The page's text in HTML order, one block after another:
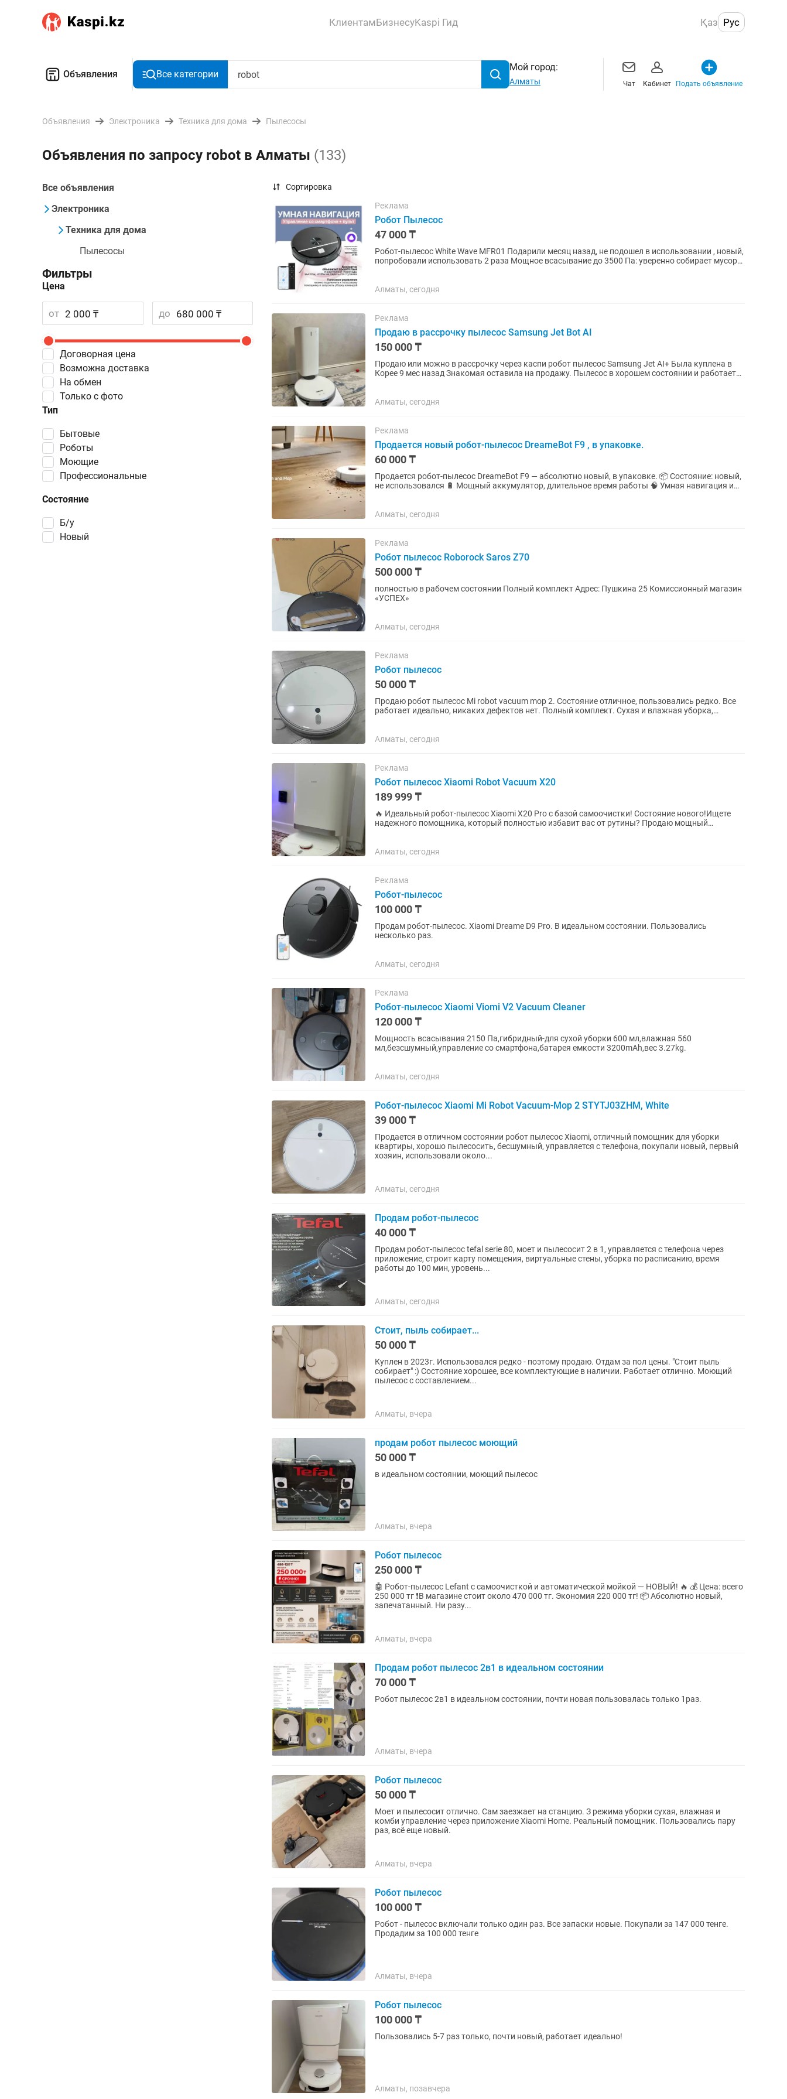
КлиентамБизнесуKaspi Гид Қаз Рус
Объявления Все категории
Мой город:
Алматы Чат Кабинет Подать объявление
Объявления Электроника Техника для дома Пылесосы
Объявления по запросу robot в Алматы (133)
Все объявления
Электроника
Техника для дома
Пылесосы
Фильтры
Цена
от до
Договорная цена
Возможна доставка
Тип
бытовые
роботы
моющие
профессиональные
Состояние
Б/у
Новый
На обмен
Только с фото
Сортировка
Реклама
Робот Пылесос
47 000 ₸
Робот-пылесос White Wave MFR01 Подарили месяц назад, не подошел в использовании , новый,
попробовали использовать 2 раза Мощное всасывание до 3500 Па: уверенно собирает мусор
Алматы, сегодня
Реклама
Продаю в рассрочку пылесос Samsung Jet Bot AI
150 000 ₸
Продаю или можно в рассрочку через каспи робот пылесос Samsung Jet AI+ Была куплена в
Корее 9 мес назад Знакомая оставила на продажу. Пылесос в хорошем состоянии и работает
Алматы, сегодня
Реклама
Продается новый робот-пылесос DreameBot F9 , в упаковке.
60 000 ₸
Продается робот-пылесос DreameBot F9 — абсолютно новый, в упаковке. 📦 Состояние: новый,
не использовался 🔋 Мощный аккумулятор, длительное время работы 🧠 Умная навигация и
Алматы, сегодня
Реклама
Робот пылесос Roborock Saros Z70
500 000 ₸
полностью в рабочем состоянии Полный комплект Адрес: Пушкина 25 Комиссионный магазин
«УСПЕХ»
Алматы, сегодня
Реклама
Робот пылесос
50 000 ₸
Продаю робот пылесос Mi robot vacuum mop 2. Состояние отличное, пользовались редко. Все
работает идеально, никаких дефектов нет. Полный комплект. Сухая и влажная уборка,
Алматы, сегодня
Реклама
Робот пылесос Xiaomi Robot Vacuum X20
189 999 ₸
🔥 Идеальный робот-пылесос Xiaomi X20 Pro с базой самоочистки! Состояние нового!Ищете
надежного помощника, который полностью избавит вас от рутины? Продаю мощный
Алматы, сегодня
Реклама
Робот-пылесос
100 000 ₸
Продам робот-пылесос. Xiaomi Dreame D9 Pro. В идеальном состоянии. Пользовались
несколько раз.
Алматы, сегодня
Реклама
Робот-пылесос Xiaomi Viomi V2 Vacuum Cleaner
120 000 ₸
Мощность всасывания 2150 Па,гибридный-для сухой уборки 600 мл,влажная 560
мл,безсшумный,управление со смартфона,батарея емкости 3200mAh,вес 3.27kg.
Алматы, сегодня
Робот-пылесос Xiaomi Mi Robot Vacuum-Mop 2 STYTJ03ZHM, White
39 000 ₸
Продается в отличном состоянии робот пылесос Xiaomi, отличный помощник для уборки
квартиры, хорошо пылесосить, бесшумный, управляется с телефона, покупали новый, первый
хозяин, использовали около...
Алматы, сегодня
Продам робот-пылесос
40 000 ₸
Продам робот-пылесос tefal serie 80, моет и пылесосит 2 в 1, управляется с телефона через
приложение, строит карту помещения, виртуальные стены, уборка по расписанию, время
работы до 100 мин, уровень...
Алматы, сегодня
Стоит, пыль собирает...
50 000 ₸
Куплен в 2023г. Использовался редко - поэтому продаю. Отдам за пол цены. "Стоит пыль
собирает" :) Состояние хорошее, все комплектующие в наличии. Работает отлично. Моющий
пылесос с составлением...
Алматы, вчера
продам робот пылесос моющий
50 000 ₸
в идеальном состоянии, моющий пылесос
Алматы, вчера
Робот пылесос
250 000 ₸
🤖 Робот-пылесос Lefant с самоочисткой и автоматической мойкой — НОВЫЙ! 🔥 💰 Цена: всего
250 000 тг ❗В магазине стоит около 470 000 тг. Экономия 220 000 тг! 📦 Абсолютно новый,
запечатанный. Ни разу...
Алматы, вчера
Продам робот пылесос 2в1 в идеальном состоянии
70 000 ₸
Робот пылесос 2в1 в идеальном состоянии, почти новая пользовалась только 1раз.
Алматы, вчера
Робот пылесос
50 000 ₸
Моет и пылесосит отлично. Сам заезжает на станцию. З режима уборки сухая, влажная и
комби управление через приложение Xiaomi Home. Реальный помощник. Пользовались пару
раз, всё еще новый.
Алматы, вчера
Робот пылесос
100 000 ₸
Робот - пылесос включали только один раз. Все запаски новые. Покупали за 147 000 тенге.
Продадим за 100 000 тенге
Алматы, вчера
Робот пылесос
100 000 ₸
Пользовались 5-7 раз только, почти новый, работает идеально!
Алматы, позавчера